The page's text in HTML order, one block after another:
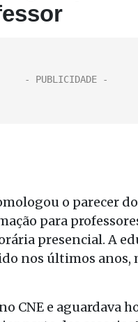
o parecer
para
presencial. A
nos últimos anos,
CNE e aguardava